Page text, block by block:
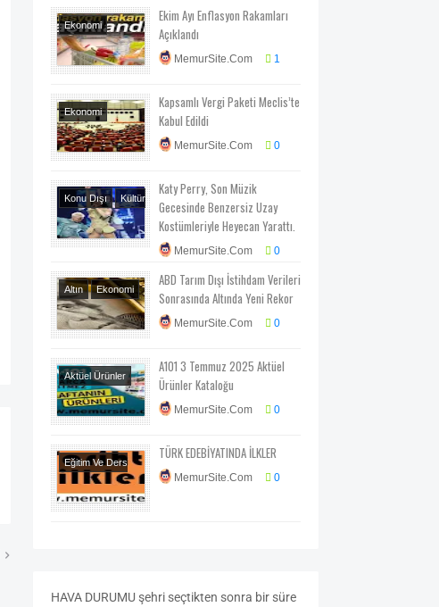
Ekonomi
Ekonomi-Piyasa-
Kampanya
Genel
Maaşları
Ekim Ayı Enflasyon Rakamları
Açıklandı
MemurSite.Com 1
Ekonomi
Ekonomi-Piyasa-
Kampanya
Kapsamlı Vergi Paketi Meclis’te
Kabul Edildi
MemurSite.Com 0
Konu Dışı
Kültür
Sanat
Magazin
Katy Perry, Son Müzik
Gecesinde Benzersiz Uzay
Kostümleriyle Heyecan Yarattı.
MemurSite.Com 0
Altın
Ekonomi
Ekonomi-Piyasa-
Kampanya
ABD Tarım Dışı İstihdam Verileri
Sonrasında Altında Yeni Rekor
MemurSite.Com 0
Aktüel Ürünler
A101 3 Temmuz 2025 Aktüel
Ürünler Kataloğu
MemurSite.Com 0
Eğitim Ve Ders
Notları
Tarihte
Ilkler
TÜRK EDEBİYATINDA İLKLER
MemurSite.Com 0
HAVA DURUMUşehri seçtikten sonra bir süre